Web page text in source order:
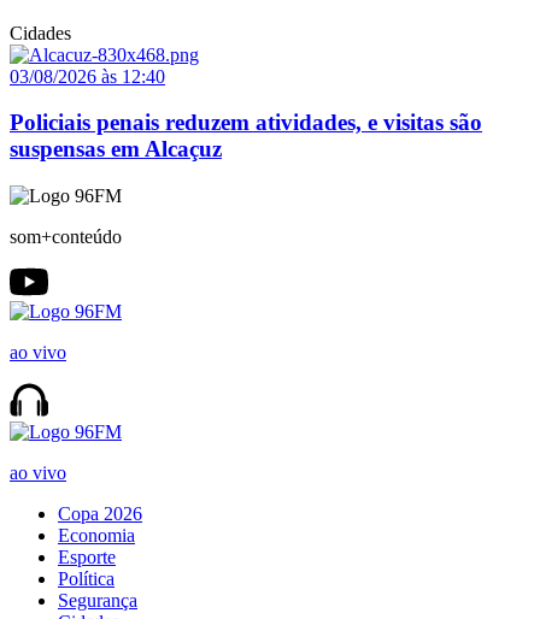
Cidades
03/08/2026 às 12:40
Policiais penais reduzem atividades, e visitas são
suspensas em Alcaçuz
som+conteúdo
ao vivo
ao vivo
Copa 2026
Economia
Esporte
Política
Segurança